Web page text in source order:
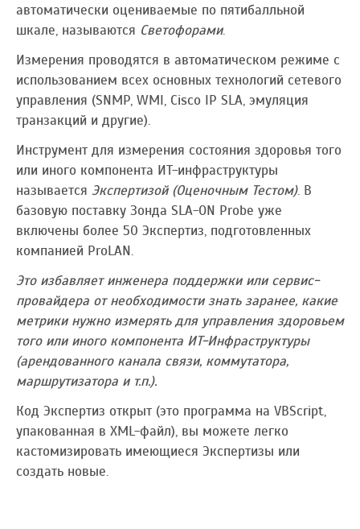
автоматически оцениваемые по пятибалльной
шкале, называются Светофорами.
Измерения проводятся в автоматическом режиме с
использованием всех основных технологий сетевого
управления (SNMP, WMI, Cisco IP SLA, эмуляция
транзакций и другие).
Инструмент для измерения состояния здоровья того
или иного компонента ИТ-инфраструктуры
называется Экспертизой (Оценочным Тестом). В
базовую поставку Зонда SLA-ON Probe уже
включены более 50 Экспертиз, подготовленных
компанией ProLAN.
Это избавляет инженера поддержки или сервис-
провайдера от необходимости знать заранее, какие
метрики нужно измерять для управления здоровьем
того или иного компонента ИТ-Инфраструктуры
(арендованного канала связи, коммутатора,
маршрутизатора и т.п.).
Код Экспертиз открыт (это программа на VBScript,
упакованная в XML-файл), вы можете легко
кастомизировать имеющиеся Экспертизы или
создать новые.